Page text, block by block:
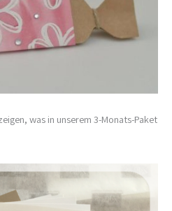
was in unserem 3-Monats-Paket